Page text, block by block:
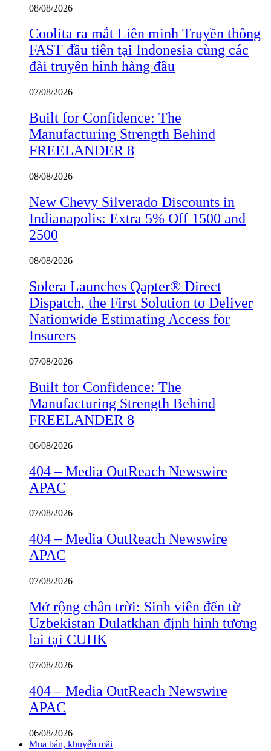
08/08/2026
Coolita ra mắt Liên minh Truyền thông
FAST đầu tiên tại Indonesia cùng các
đài truyền hình hàng đầu
07/08/2026
Built for Confidence: The
Manufacturing Strength Behind
FREELANDER 8
08/08/2026
New Chevy Silverado Discounts in
Indianapolis: Extra 5% Off 1500 and
2500
08/08/2026
Solera Launches Qapter® Direct
Dispatch, the First Solution to Deliver
Nationwide Estimating Access for
Insurers
07/08/2026
Built for Confidence: The
Manufacturing Strength Behind
FREELANDER 8
06/08/2026
404 – Media OutReach Newswire
APAC
07/08/2026
404 – Media OutReach Newswire
APAC
07/08/2026
Mở rộng chân trời: Sinh viên đến từ
Uzbekistan Dulatkhan định hình tương
lai tại CUHK
07/08/2026
404 – Media OutReach Newswire
APAC
06/08/2026
Mua bán, khuyến mãi